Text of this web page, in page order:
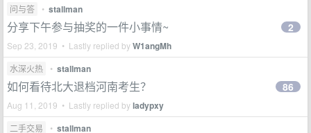
问与答 • stallman
分享下午参与抽奖的一件小事情~
Sep 23, 2019 • Lastly replied byW1angMh
2
水深火热 • stallman
如何看待北大退档河南考生？
Aug 11, 2019 • Lastly replied byladypxy
86
二手交易 • stallman